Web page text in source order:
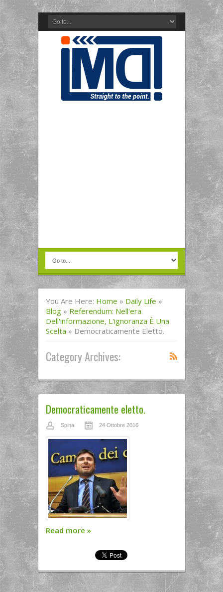
You Are Here: Home » Daily Life »
Blog » Referendum: Nell'era
Dell'informazione, L'ignoranza È Una
Scelta » Democraticamente Eletto.
Category Archives:
Democraticamente eletto.
Spina 24 Ottobre 2016
Read more »